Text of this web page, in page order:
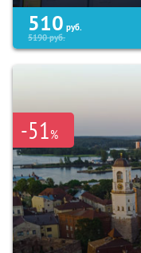
510 руб.
5190руб.
-51%